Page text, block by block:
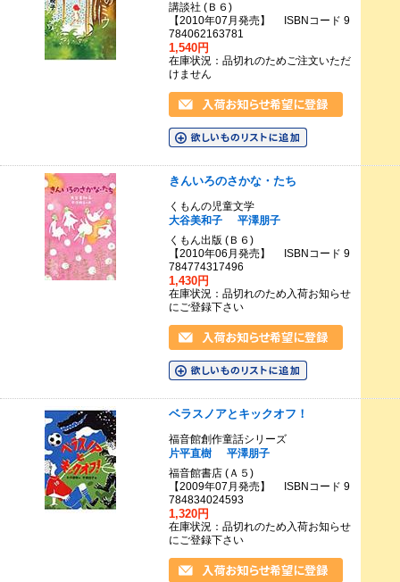
講談社 (Ｂ６)
【2010年07月発売】 ISBNコード 9
784062163781
1,540円
在庫状況：品切れのためご注文いただ
けません
きんいろのさかな・たち
くもんの児童文学
大谷美和子
平澤朋子
くもん出版 (Ｂ６)
【2010年06月発売】 ISBNコード 9
784774317496
1,430円
在庫状況：品切れのため入荷お知らせ
にご登録下さい
ベラスノアとキックオフ！
福音館創作童話シリーズ
片平直樹
平澤朋子
福音館書店 (Ａ５)
【2009年07月発売】 ISBNコード 9
784834024593
1,320円
在庫状況：品切れのため入荷お知らせ
にご登録下さい